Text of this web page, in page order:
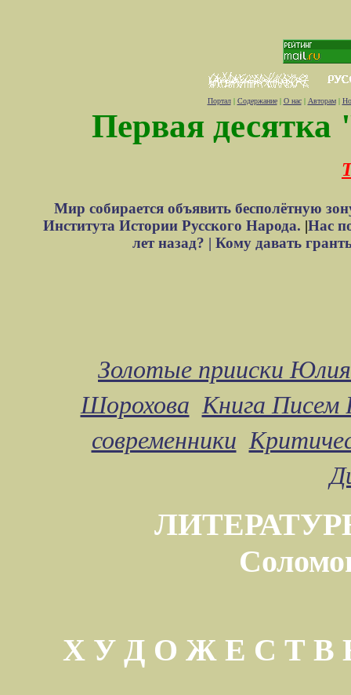
Портал| Содержание| О нас| Авторам|
Первая десятка
Мир собирается объявить бесполётную
Института Истории Русского Народа. |Нас
лет назад? | Кому давать
Золотые прииски
Шорохова Книга Писем
современники
Х У Д О Ж Е С Т